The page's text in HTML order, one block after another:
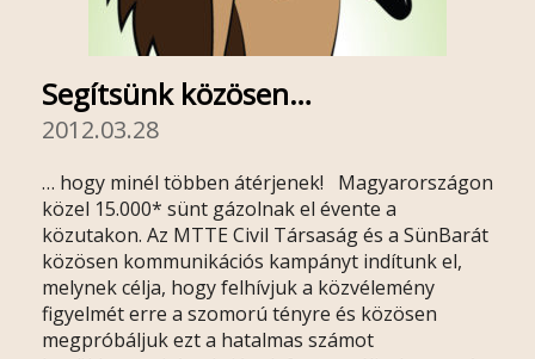
Segítsünk közösen…
2012.03.28
… hogy minél többen átérjenek! Magyarországon
közel 15.000* sünt gázolnak el évente a
közutakon. Az MTTE Civil Társaság és a SünBarát
közösen kommunikációs kampányt indítunk el,
melynek célja, hogy felhívjuk a közvélemény
figyelmét erre a szomorú tényre és közösen
megpróbáljuk ezt a hatalmas számot